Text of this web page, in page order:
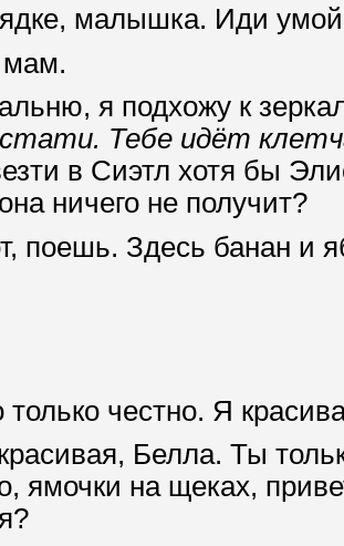
малышка. Иди
я подхожу к
Тебе идёт
в Сиэтл хотя бы
ничего не получит?
поешь. Здесь банан и
честно. Я
Белла. Ты
ямочки на щеках,